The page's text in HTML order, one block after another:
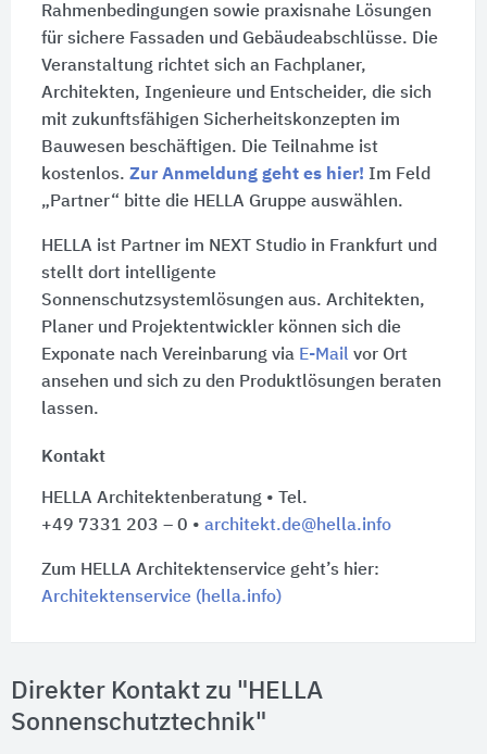
Rahmenbedingungen sowie praxisnahe Lösungen
für sichere Fassaden und Ge­bäu­de­abschlüsse. Die
Veranstaltung richtet sich an Fachplaner,
Architekten, Ingenieure und Entscheider, die sich
mit zukunftsfähigen Sicherheitskonzepten im
Bauwesen beschäftigen. Die Teilnahme ist
kostenlos. Zur Anmeldung geht es hier! Im Feld
„Partner“ bitte die HELLA Gruppe auswählen.
HELLA ist Partner im NEXT Studio in Frankfurt und
stellt dort intelligente
Sonnenschutzsystemlösungen aus. Architekten,
Planer und Projektentwickler können sich die
Exponate nach Vereinbarung via E-Mailvor Ort
ansehen und sich zu den Produktlösungen beraten
lassen.
Kontakt
HELLA Architektenberatung • Tel.
+49 7331 203 – 0 • architekt.de@hella.info
Zum HELLA Architektenservice geht’s hier:
Architektenservice (hella.info)
Direkter Kontakt zu "HELLA
Sonnenschutztechnik"